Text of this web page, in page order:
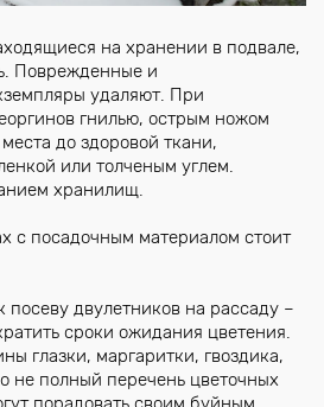
на хранении в подвале,
Поврежденные и
удаляют. При
гнилью, острым ножом
до здоровой ткани,
или толченым углем.
хранилищ.
с посадочным материалом стоит
двулетников на рассаду –
сроки ожидания цветения.
глазки, маргаритки, гвоздика,
не полный перечень цветочных